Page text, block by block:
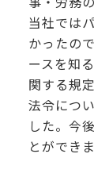
当社では
かったの
ースを知
関する規
法令につ
した。今
とができ